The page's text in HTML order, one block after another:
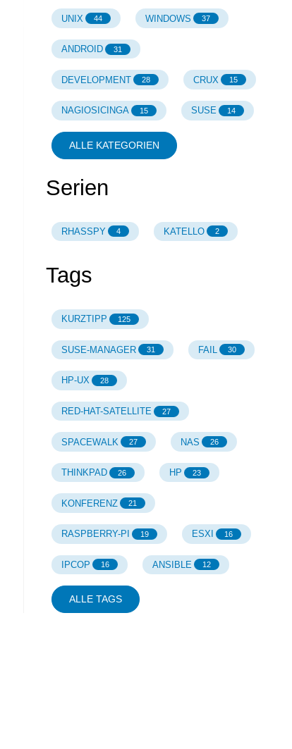
UNIX 44 WINDOWS 37
ANDROID 31
DEVELOPMENT 28 CRUX 15
NAGIOSICINGA 15 SUSE 14
ALLE KATEGORIEN
Serien
RHASSPY 4 KATELLO 2
Tags
KURZTIPP 125
SUSE-MANAGER 31 FAIL 30
HP-UX 28
RED-HAT-SATELLITE 27
SPACEWALK 27 NAS 26
THINKPAD 26 HP 23
KONFERENZ 21
RASPBERRY-PI 19 ESXI 16
IPCOP 16 ANSIBLE 12
ALLE TAGS